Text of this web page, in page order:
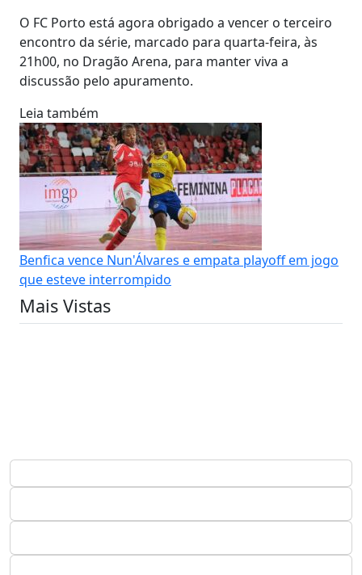
O FC Porto está agora obrigado a vencer o terceiro
encontro da série, marcado para quarta-feira, às
21h00, no Dragão Arena, para manter viva a
discussão pelo apuramento.
Leia também
Benfica vence Nun'Álvares e empata playoff em jogo
que esteve interrompido
Mais Vistas